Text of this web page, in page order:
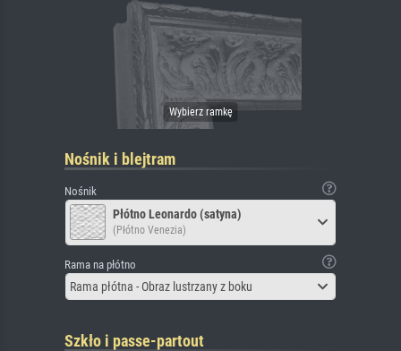
Nośnik i blejtram
Nośnik
Płótno Leonardo (satyna)
(Płótno Venezia)
Rama na płótno
Rama płótna - Obraz lustrzany z boku
Szkło i passe-partout